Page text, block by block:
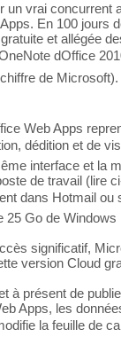
un vrai concurrent
En 100 jours
et allégée
dOffice
de Microsoft).
Web Apps
dédition et de
interface et la
de travail (lire
dans Hotmail ou
25 Go de Windows
significatif,
version Cloud
à présent de
Apps, les
la feuille de